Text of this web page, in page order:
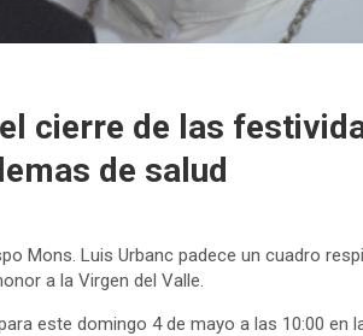
cierre de las
de salud
Mons. Luis Urbanc padece un cuadro
a la Virgen del Valle.
este domingo 4 de mayo a las 10:00 en